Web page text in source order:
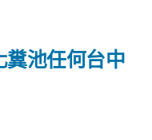
糞池任何台中